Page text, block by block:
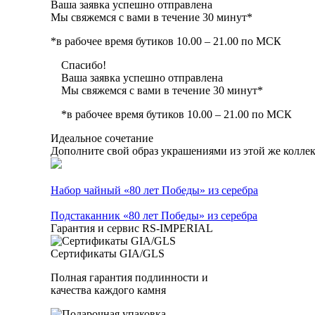
Ваша заявка успешно отправлена
Мы свяжемся с вами в течение 30 минут*
*в рабочее время бутиков 10.00 – 21.00 по МСК
Спасибо!
Ваша заявка успешно отправлена
Мы свяжемся с вами в течение 30 минут*
*в рабочее время бутиков 10.00 – 21.00 по МСК
Идеальное сочетание
Дополните свой образ украшениями из этой же
Набор чайный «80 лет Победы» из серебра
Подстаканник «80 лет Победы» из серебра
Гарантия и сервис RS‑IMPERIAL
Сертификаты GIA/GLS
Полная гарантия подлинности и
качества каждого камня